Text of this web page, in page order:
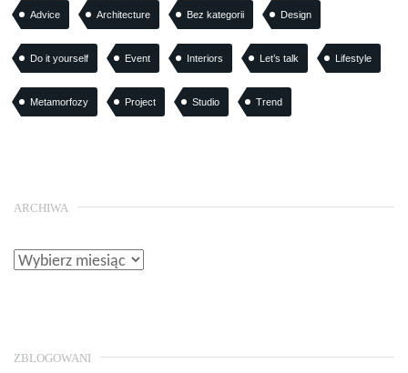
Advice Architecture Bez kategorii Design
Do it yourself Event Interiors Let’s talk Lifestyle
Metamorfozy Project Studio Trend
ARCHIWA
ZBLOGOWANI